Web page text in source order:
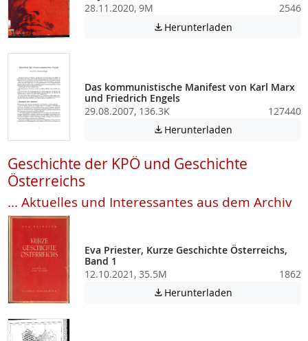
28.11.2020, 9M
2546
 Herunterladen
Das kommunistische Manifest von Karl Marx
und Friedrich Engels
29.08.2007, 136.3K
127440
 Herunterladen
Geschichte der KPÖ und Geschichte
Österreichs
... Aktuelles und Interessantes aus dem Archiv
Eva Priester, Kurze Geschichte Österreichs,
Band 1
12.10.2021, 35.5M
1862
 Herunterladen